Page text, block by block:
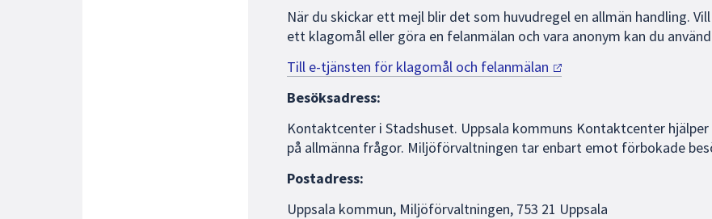
När du skickar ett mejl blir det som huvudregel en allmän handling.
ett klagomål eller göra en felanmälan och vara anonym kan du
Till e-tjänsten för klagomål och felanmälan
Besöksadress:
Kontaktcenter i Stadshuset. Uppsala kommuns Kontaktcenter
på allmänna frågor. Miljöförvaltningen tar enbart emot förbokade
Postadress:
Uppsala kommun, Miljöförvaltningen, 753 21 Uppsala